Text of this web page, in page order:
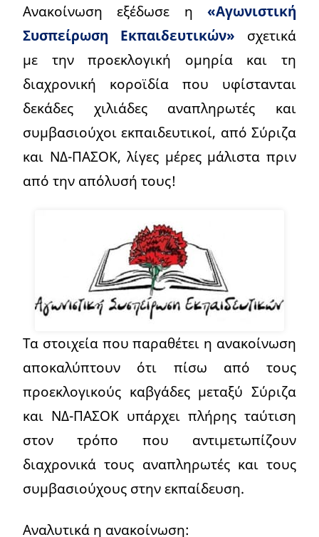
Ανακοίνωση εξέδωσε η «Αγωνιστική
Συσπείρωση Εκπαιδευτικών» σχετικά
με την προεκλογική ομηρία και τη
διαχρονική κοροϊδία που υφίστανται
δεκάδες χιλιάδες αναπληρωτές και
συμβασιούχοι εκπαιδευτικοί, από Σύριζα
και ΝΔ-ΠΑΣΟΚ, λίγες μέρες μάλιστα πριν
από την απόλυσή τους!
Τα στοιχεία που παραθέτει η ανακοίνωση
αποκαλύπτουν ότι πίσω από τους
προεκλογικούς καβγάδες μεταξύ Σύριζα
και ΝΔ-ΠΑΣΟΚ υπάρχει πλήρης ταύτιση
στον τρόπο που αντιμετωπίζουν
διαχρονικά τους αναπληρωτές και τους
συμβασιούχους στην εκπαίδευση.
Αναλυτικά η ανακοίνωση: